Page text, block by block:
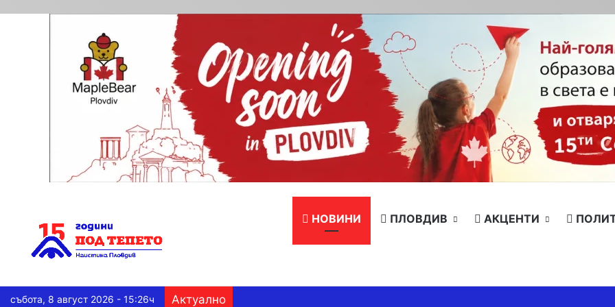
НОВИНИ ПЛОВДИВ АКЦЕНТИ
събота, 8 август 2026 - 15:26ч Актуално